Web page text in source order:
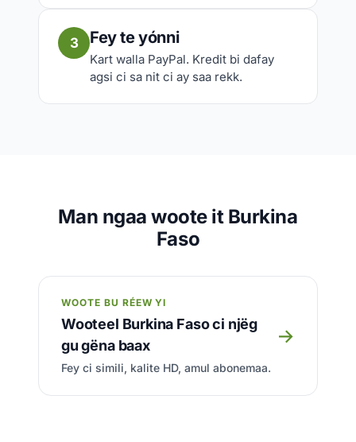
3 Fey te yónni
Kart walla PayPal. Kredit bi dafay
agsi ci sa nit ci ay saa rekk.
Man ngaa woote it Burkina
Faso
WOOTE BU RÉEW YI
Wooteel Burkina Faso ci njëg
gu gëna baax
Fey ci simili, kalite HD, amul abonemaa.
→